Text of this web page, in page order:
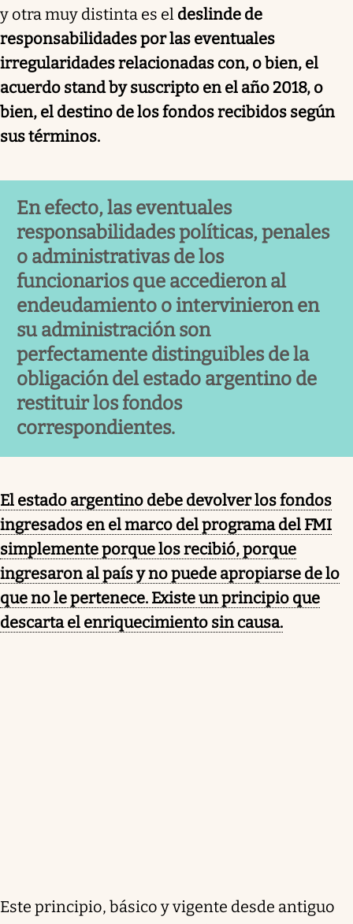
y otra muy distinta es el deslinde de
responsabilidades por las eventuales
irregularidades relacionadas con, o bien, el
acuerdo stand by suscripto en el año 2018, o
bien, el destino de los fondos recibidos según
sus términos.
En efecto, las eventuales
responsabilidades políticas, penales
o administrativas de los
funcionarios que accedieron al
endeudamiento o intervinieron en
su administración son
perfectamente distinguibles de la
obligación del estado argentino de
restituir los fondos
correspondientes.
El estado argentino debe devolver los fondos
ingresados en el marco del programa del FMI
simplemente porque los recibió, porque
ingresaron al país y no puede apropiarse de lo
que no le pertenece. Existe un principio que
descarta el enriquecimiento sin causa.
Este principio, básico y vigente desde antiguo